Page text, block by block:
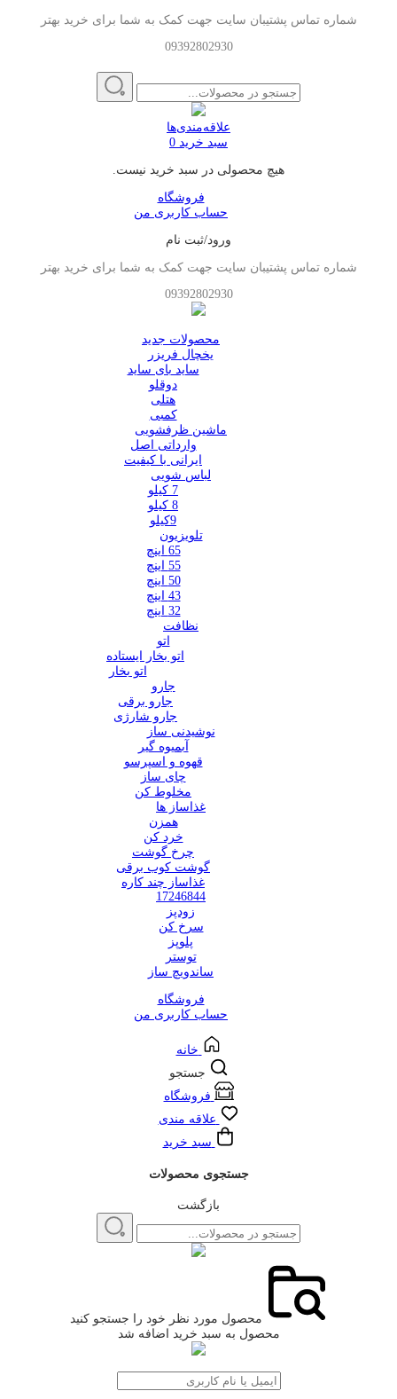
شماره تماس پشتیبان سایت جهت کمک به شما برای خرید بهتر
09392802930
علاقه‌مندی‌ها
سبد خرید 0
هیچ محصولی در سبد خرید نیست.
فروشگاه
حساب کاربری من
ورود/ثبت نام
شماره تماس پشتیبان سایت جهت کمک به شما برای خرید بهتر
09392802930
محصولات جدید
یخچال فریزر
ساید بای ساید
دوقلو
هتلی
کمبی
ماشین ظرفشویی
وارداتی اصل
ایرانی با کیفیت
لباس شویی
7 کیلو
8 کیلو
9کیلو
تلویزیون
65 اینچ
55 اینچ
50 اینچ
43 اینچ
32 اینچ
نظافت
اتو
اتو بخار ایستاده
اتو بخار
جارو
جارو برقی
جارو شارژی
نوشیدنی ساز
آبمیوه گیر
قهوه و اسپرسو
چای ساز
مخلوط کن
غذاساز ها
همزن
خرد کن
چرخ گوشت
گوشت کوب برقی
غذاساز چند کاره
17246844
زودپز
سرخ کن
پلوپز
توستر
ساندویچ ساز
فروشگاه
حساب کاربری من
خانه
جستجو
فروشگاه
علاقه مندی
سبد خرید
جستجوی محصولات
بازگشت
محصول مورد نظر خود را جستجو کنید
محصول به سبد خرید اضافه شد